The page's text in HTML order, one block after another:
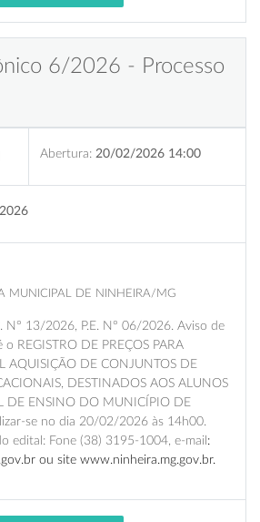
6/2026 - Processo
Abertura: 20/02/2026 14:00
MUNICIPAL DE NINHEIRA/MG
N° 13/2026, P.E. N° 06/2026. Aviso de
REGISTRO DE PREÇOS PARA
AQUISIÇÃO DE CONJUNTOS DE
DESTINADOS AOS ALUNOS
DE ENSINO DO MUNICÍPIO DE
se no dia 20/02/2026 às 14h00.
edital: Fone (38) 3195-1004, e-mail :
ou site www.ninheira.mg.gov.br.